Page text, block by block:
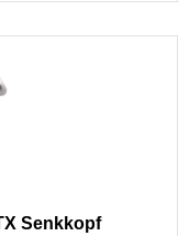
Senkkopf